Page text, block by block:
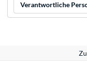
Verantwortliche